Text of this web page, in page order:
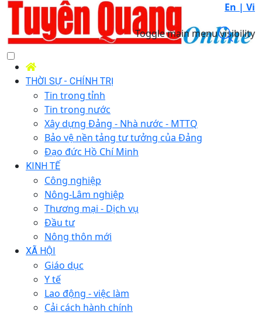
En | Vi
Toggle main menu visibility
THỜI SỰ - CHÍNH TRỊ
Tin trong tỉnh
Tin trong nước
Xây dựng Đảng - Nhà nước - MTTQ
Bảo vệ nền tảng tư tưởng của Đảng
Đạo đức Hồ Chí Minh
KINH TẾ
Công nghiệp
Nông-Lâm nghiệp
Thương mại - Dịch vụ
Đầu tư
Nông thôn mới
XÃ HỘI
Giáo dục
Y tế
Lao động - việc làm
Cải cách hành chính